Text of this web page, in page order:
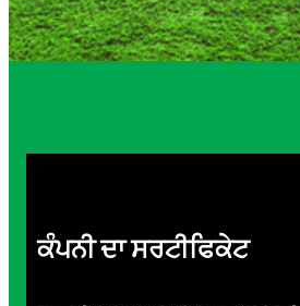
ਕੰਪਨੀ ਦਾ ਸਰਟੀਫਿਕੇਟ